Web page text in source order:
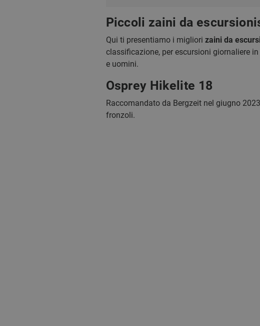
Piccoli zaini da
Qui ti presentiamo i migliori zaini da
classificazione, per escursioni giornaliere
e uomini.
Osprey Hikelite 18
Raccomandato da Bergzeit nel giugno
fronzoli.